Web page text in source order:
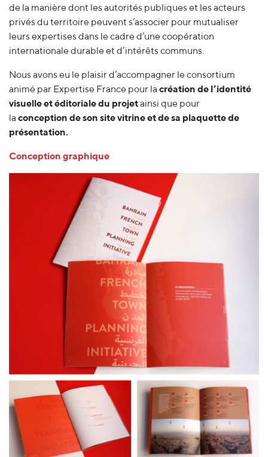
de la manière dont les autorités publiques et les acteurs
privés du territoire peuvent s’associer pour mutualiser
leurs expertises dans le cadre d’une coopération
internationale durable et d’intérêts communs.
Nous avons eu le plaisir d’accompagner le consortium
animé par Expertise France pour la création de l’identité
visuelle et éditoriale du projetainsi que pour
la conception de son site vitrine et de sa plaquette de
présentation.
Conception graphique